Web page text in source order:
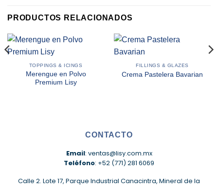
PRODUCTOS RELACIONADOS
TOPPINGS & ICINGS
Merengue en Polvo
Premium Lisy
FILLINGS & GLAZES
Crema Pastelera Bavarian
CONTACTO
Email: ventas@lisy.com.mx
Teléfono: +52 (771) 281 6069
Calle 2. Lote 17, Parque Industrial Canacintra, Mineral de la